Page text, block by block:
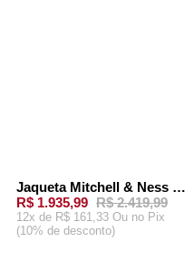
-20%
Jaqueta Mitchell & Ness Team Burst Warm Up Jacket Dallas Cowboys Branca
R$ 1.935,99 R$ 2.419,99
12x de R$ 161,33 Ou no Pix
(10% de desconto)